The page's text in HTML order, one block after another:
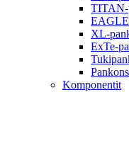
TITAN-
XL-
ExTe-
Komponentit